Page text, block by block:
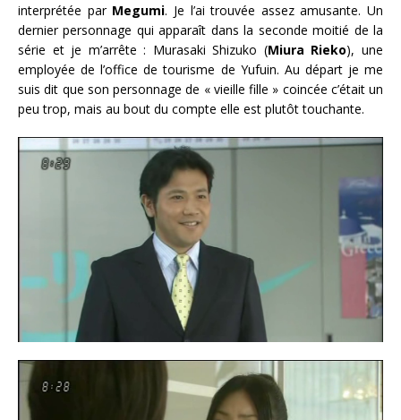
interprétée par Megumi. Je l’ai trouvée assez amusante. Un
dernier personnage qui apparaît dans la seconde moitié de la
série et je m’arrête : Murasaki Shizuko (Miura Rieko), une
employée de l’office de tourisme de Yufuin. Au départ je me
suis dit que son personnage de « vieille fille » coincée c’était un
peu trop, mais au bout du compte elle est plutôt touchante.